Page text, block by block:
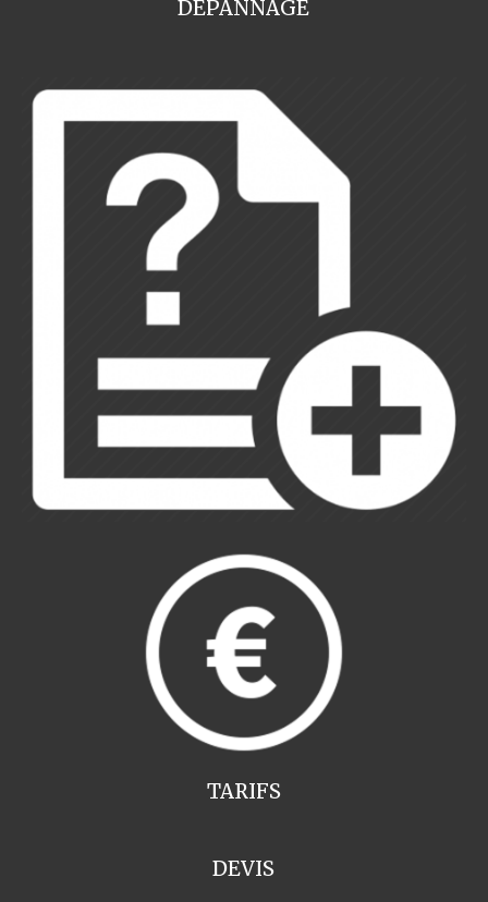
DEPANNAGE
TARIFS
DEVIS